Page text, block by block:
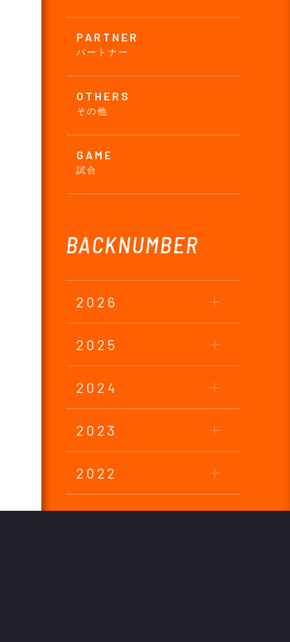
PARTNER
パートナー
OTHERS
その他
GAME
試合
BACKNUMBER
2026
2025
2024
2023
2022
2021